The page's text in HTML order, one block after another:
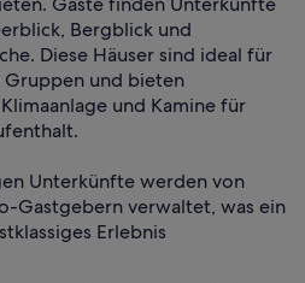
Bergblick und
Diese Häuser sind ideal für
und bieten
und Kamine für
Unterkünfte werden von
Gastgebern verwaltet, was ein
Erlebnis